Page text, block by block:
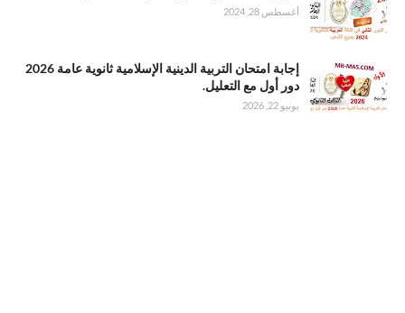
العربية للدور
الثاني 2024
للثانوية العامة
أغسطس 28, 2024
.إجابة امتحان
التربية الدينية
الإسلامية
إجابة امتحان التربية الدينية الإسلامية ثانوية عامة 2026
دور أول مع التعليل.
يونيو 22, 2026